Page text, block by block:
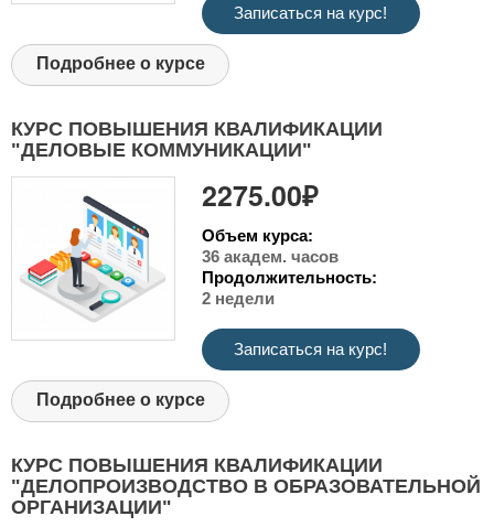
Записаться на курс!
Подробнее о курсе
КУРС ПОВЫШЕНИЯ КВАЛИФИКАЦИИ
"ДЕЛОВЫЕ КОММУНИКАЦИИ"
2275.00₽
Объем курса:
36 академ. часов
Продолжительность:
2 недели
Записаться на курс!
Подробнее о курсе
КУРС ПОВЫШЕНИЯ КВАЛИФИКАЦИИ
"ДЕЛОПРОИЗВОДСТВО В ОБРАЗОВАТЕЛЬНОЙ
ОРГАНИЗАЦИИ"